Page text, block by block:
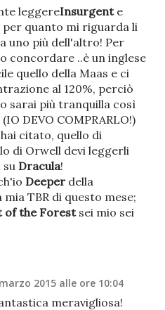
leggereInsurgente
per quanto mi riguarda li
uno più dell'altro! Per
concordare ..è un inglese
quello della Maas e ci
al 120%, perciò
sarai più tranquilla così
DEVO COMPRARLO!)
citato, quello di
di Orwell devi leggerli
su Dracula!
Deeper della
TBR di questo mese;
of the Forestsei mio sei
2015 alle ore 10:04
meravigliosa!